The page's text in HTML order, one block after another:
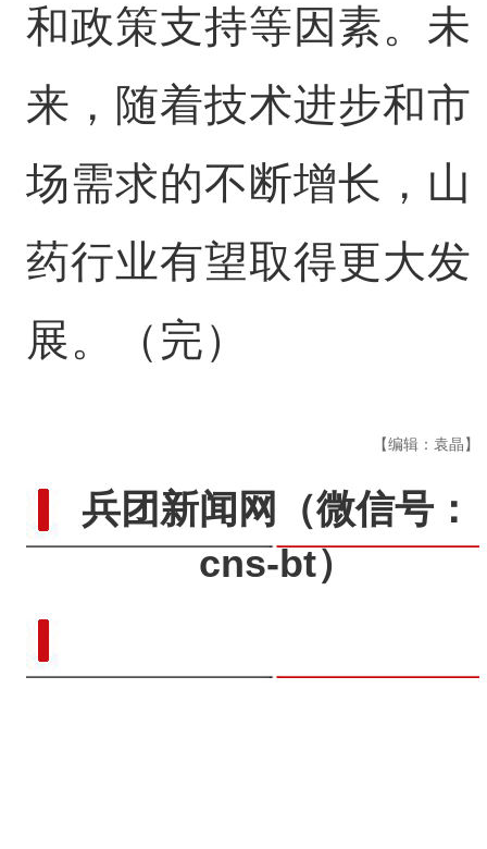
和政策支持等因素。未
来，随着技术进步和市
场需求的不断增长，山
药行业有望取得更大发
展。（完）
【编辑：袁晶】
兵团新闻网
（微信号：
cns-bt）